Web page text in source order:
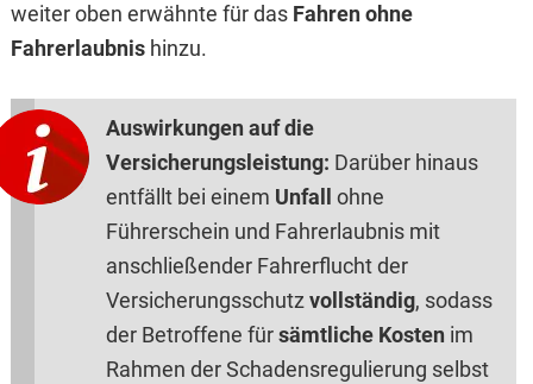
weiter oben erwähnte für das Fahren ohne
Fahrerlaubnishinzu.
Auswirkungen auf die
Versicherungsleistung: Darüber hinaus
entfällt bei einem Unfall
ohne
Führerschein und Fahrerlaubnis mit
anschließender Fahrerflucht der
Versicherungsschutz vollständig, sodass
der Betroffene fürsämtliche Kosten im
Rahmen der Schadensregulierung selbst